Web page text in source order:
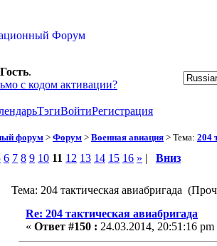
Гость.
с кодом активации?
ТэгиВойтиРегистрация
форум > Форум > Военная авиация > Тема: 204
6 7 8 9 10 11 12 13 14 15 16 » | Вниз
Тема: 204 тактическая авиабригада
Re: 204 тактическая авиабригада
« Ответ #150 : 24.03.2014, 20:51:16 pm